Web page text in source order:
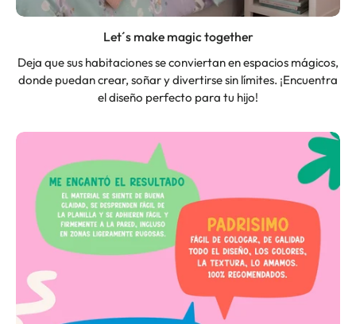
Let´s make magic together
Deja que sus habitaciones se conviertan en espacios mágicos,
donde puedan crear, soñar y divertirse sin límites. ¡Encuentra
el diseño perfecto para tu hijo!